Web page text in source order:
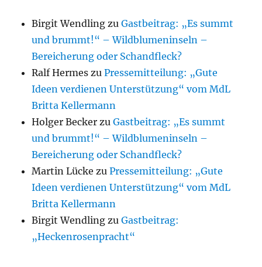
Birgit Wendling zuGastbeitrag: „Es summt
und brummt!“ – Wildblumeninseln –
Bereicherung oder Schandfleck?
Ralf Hermes zuPressemitteilung: „Gute
Ideen verdienen Unterstützung“ vom MdL
Britta Kellermann
Holger Becker zuGastbeitrag: „Es summt
und brummt!“ – Wildblumeninseln –
Bereicherung oder Schandfleck?
Martin Lücke zuPressemitteilung: „Gute
Ideen verdienen Unterstützung“ vom MdL
Britta Kellermann
Birgit Wendling zuGastbeitrag:
„Heckenrosenpracht“